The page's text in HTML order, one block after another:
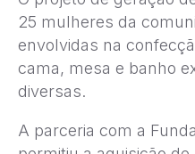
25 mulheres da
envolvidas na
cama, mesa e banho
diversas.
A parceria com a